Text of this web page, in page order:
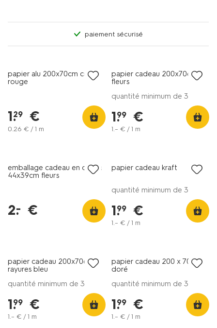
paiement sécurisé
papier alu 200x70cm cœurs
rouge
1.
29 €
0.26 € / 1 m
papier cadeau 200x70cm
fleurs
quantité minimum de 3
1.
99 €
1.– € / 1 m
emballage cadeau en coton
44x39cm fleurs
2.
– €
papier cadeau kraft
quantité minimum de 3
1.
99 €
1.– € / 1 m
papier cadeau 200x70cm
rayures bleu
quantité minimum de 3
1.
99 €
1.– € / 1 m
papier cadeau 200 x 70 cm
doré
quantité minimum de 3
1.
99 €
1.– € / 1 m